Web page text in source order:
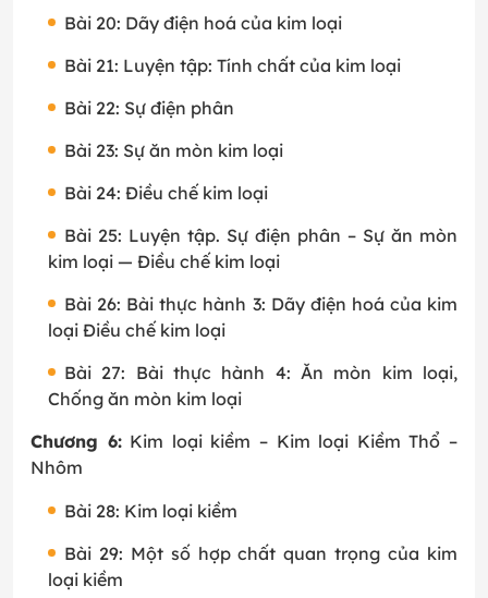
Bài 20: Dãy điện hoá của kim loại
Bài 21: Luyện tập: Tính chất của kim loại
Bài 22: Sự điện phân
Bài 23: Sự ăn mòn kim loại
Bài 24: Điều chế kim loại
Bài 25: Luyện tập. Sự điện phân – Sự ăn mòn
kim loại — Điều chế kim loại
Bài 26: Bài thực hành 3: Dãy điện hoá của kim
loại Điều chế kim loại
Bài 27: Bài thực hành 4: Ăn mòn kim loại,
Chống ăn mòn kim loại
Chương 6:Kim loại kiềm – Kim loại Kiềm Thổ –
Nhôm
Bài 28: Kim loại kiềm
Bài 29: Một số hợp chất quan trọng của kim
loại kiềm